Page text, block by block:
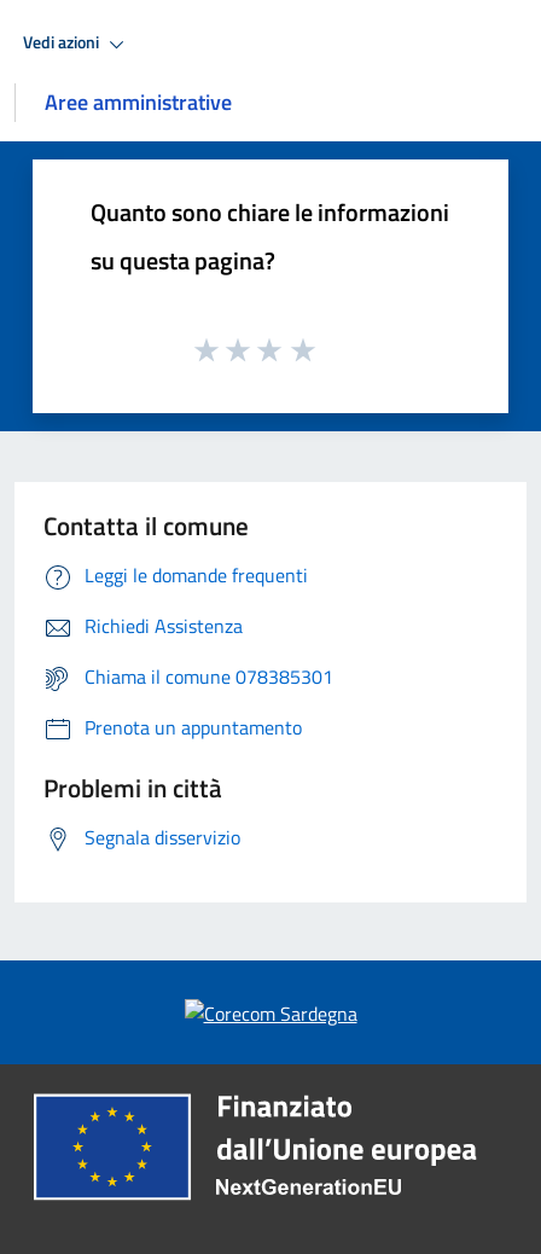
Vedi azioni
Aree amministrative
Quanto sono chiare le informazioni
su questa pagina?
Contatta il comune
Leggi le domande frequenti
Richiedi Assistenza
Chiama il comune 078385301
Prenota un appuntamento
Problemi in città
Segnala disservizio